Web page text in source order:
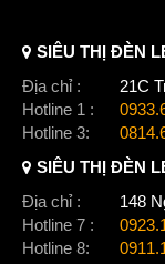
SIÊU THỊ ĐÈN
Địa chỉ :
21C
Hotline 1 :
Hotline 3:
SIÊU THỊ ĐÈN
Địa chỉ :
148
Hotline 7 :
Hotline 8: